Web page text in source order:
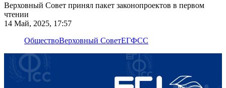
Верховный Совет принял пакет законопроектов в первом
чтении
14 Май, 2025, 17:57
ОбществоВерховный СоветЕГФСС